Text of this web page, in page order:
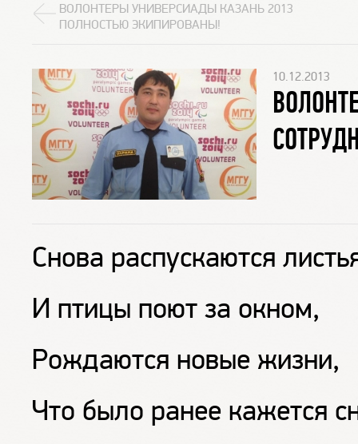
ВОЛОНТЕРЫ УНИВЕРСИАДЫ КАЗАНЬ 2013
ПОЛНОСТЬЮ ЭКИПИРОВАНЫ!
10.12.2013
Снова распускаются
И птицы поют за окном,
Рождаются новые жизни,
Что было ранее кажется